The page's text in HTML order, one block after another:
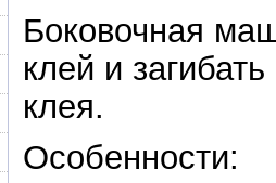
Боковочная
клей и
клея.
Особенности: